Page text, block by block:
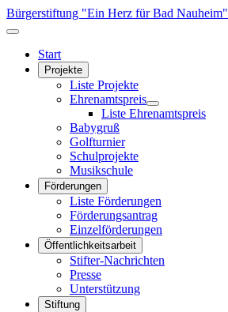
Bürgerstiftung "Ein Herz für Bad Nauheim"
Start
Projekte
Liste Projekte
Ehrenamtspreis
Liste Ehrenamtspreis
Babygruß
Golfturnier
Schulprojekte
Musikschule
Förderungen
Liste Förderungen
Förderungsantrag
Einzelförderungen
Öffentlichkeitsarbeit
Stifter-Nachrichten
Presse
Unterstützung
Stiftung